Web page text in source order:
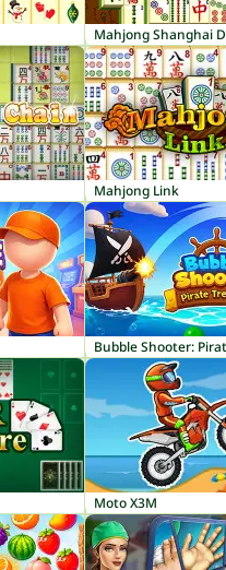
Mahjong Shanghai
Mahjong Link
Moto X3M